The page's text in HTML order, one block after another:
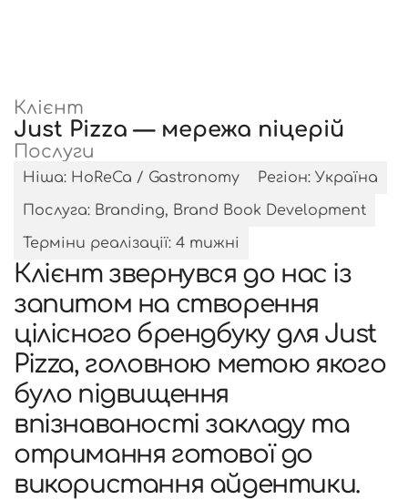
Клієнт
Just Pizza — мережа піцерій
Послуги
Ніша: HoReCa / Gastronomy
Регіон: Україна
Послуга: Branding, Brand Book Development
Терміни реалізації: 4 тижні
Клієнт звернувся до нас із
запитом на створення
цілісного брендбуку для Just
Pizza, головною метою якого
було підвищення
впізнаваності закладу та
отримання готової до
використання айдентики.